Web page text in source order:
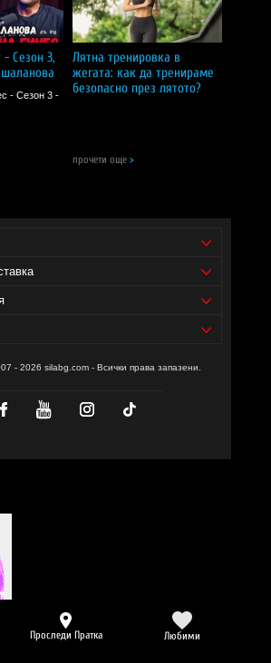
Сезон 3,
- Сезон 3 -
Лятна тренировка в
жегата: как да тренираме
безопасно през лятото?
прочети още >
- 2026 silabg.com - Всички права запазени.
Проследи Пратка Любими